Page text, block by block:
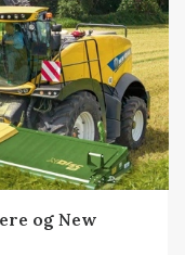
og New